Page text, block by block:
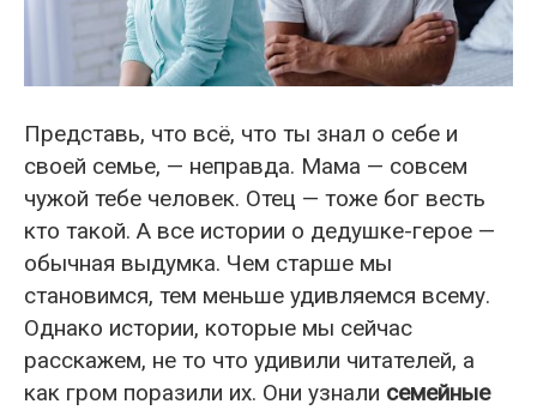
Представь, что всё, что ты знал о себе и
своей семье, — неправда. Мама — совсем
чужой тебе человек. Отец — тоже бог весть
кто такой. А все истории о дедушке-герое —
обычная выдумка. Чем старше мы
становимся, тем меньше удивляемся всему.
Однако истории, которые мы сейчас
расскажем, не то что удивили читателей, а
как гром поразили их. Они узнали семейные